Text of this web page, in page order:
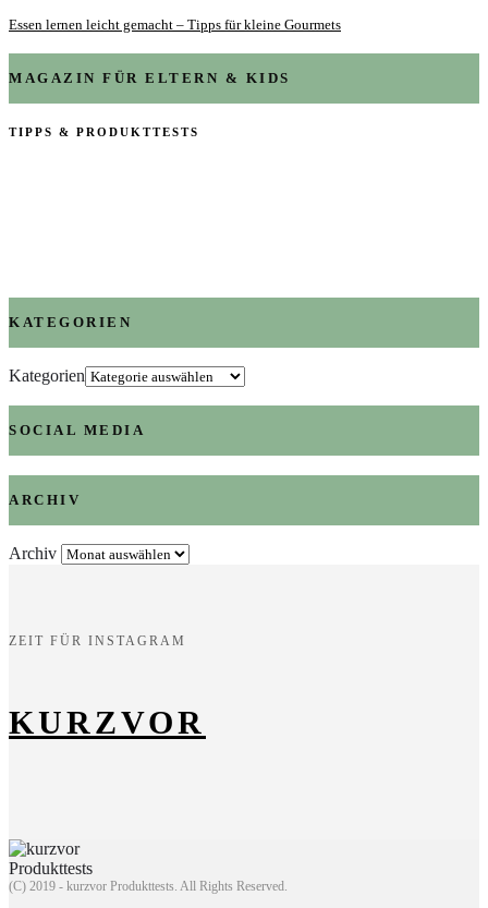
Essen lernen leicht gemacht – Tipps für kleine Gourmets
MAGAZIN FÜR ELTERN & KIDS
TIPPS & PRODUKTTESTS
KATEGORIEN
Kategorien
SOCIAL MEDIA
ARCHIV
Archiv
ZEIT FÜR INSTAGRAM
KURZVOR
(C) 2019 - kurzvor Produkttests. All Rights Reserved.